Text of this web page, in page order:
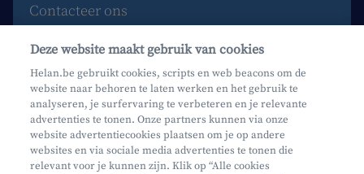
Contacteer ons
Maak een afspraak
Waar vind je ons?
Phishing
Deze website maakt gebruik van cookies
Helan.be gebruikt cookies, scripts en web beacons om de
website naar behoren te laten werken en het gebruik te
analyseren, je surfervaring te verbeteren en je relevante
advertenties te tonen. Onze partners kunnen via onze
website advertentiecookies plaatsen om je op andere
websites en via sociale media advertenties te tonen die
relevant voor je kunnen zijn. Klik op “Alle cookies